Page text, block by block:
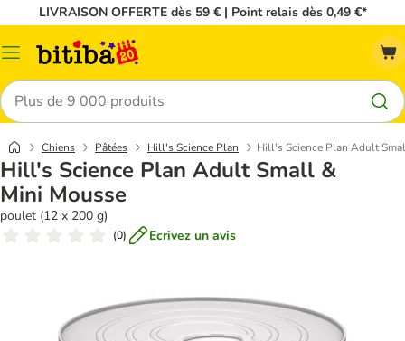
LIVRAISON OFFERTE dès 59 € | Point relais dès 0,49 €*
Menu
Rechercher
Chiens Pâtées Hill's Science Plan Hill's Science Plan Adult
Hill's Science Plan Adult Small &
Mini Mousse
poulet (12 x 200 g)
(0) Ecrivez un avis